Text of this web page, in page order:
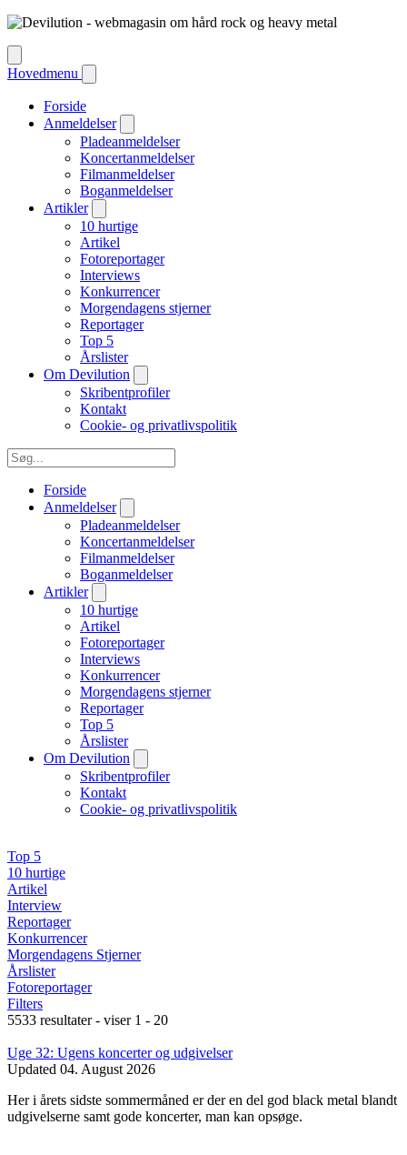
Hovedmenu
Forside
Anmeldelser
Pladeanmeldelser
Koncertanmeldelser
Filmanmeldelser
Boganmeldelser
Artikler
10 hurtige
Artikel
Fotoreportager
Interviews
Konkurrencer
Morgendagens stjerner
Reportager
Top 5
Årslister
Om Devilution
Skribentprofiler
Kontakt
Cookie- og privatlivspolitik
Forside
Anmeldelser
Pladeanmeldelser
Koncertanmeldelser
Filmanmeldelser
Boganmeldelser
Artikler
10 hurtige
Artikel
Fotoreportager
Interviews
Konkurrencer
Morgendagens stjerner
Reportager
Top 5
Årslister
Om Devilution
Skribentprofiler
Kontakt
Cookie- og privatlivspolitik
Top 5
10 hurtige
Artikel
Interview
Reportager
Konkurrencer
Morgendagens Stjerner
Årslister
Fotoreportager
Filters
5533 resultater - viser 1 - 20
Uge 32: Ugens koncerter og udgivelser
Updated 04. August 2026
Her i årets sidste sommermåned er der en del god black metal blandt
udgivelserne samt gode koncerter, man kan opsøge.